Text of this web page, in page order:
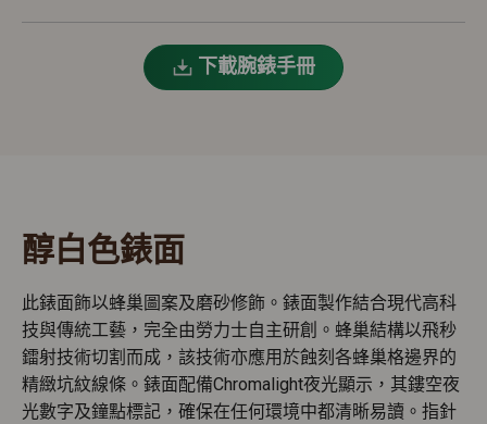
下載腕錶手冊
醇白色錶面
此錶面飾以蜂巢圖案及磨砂修飾。錶面製作結合現代高科
技與傳統工藝，完全由勞力士自主研創。蜂巢結構以飛秒
鐳射技術切割而成，該技術亦應用於蝕刻各蜂巢格邊界的
精緻坑紋線條。錶面配備Chromalight夜光顯示，其鏤空夜
光數字及鐘點標記，確保在任何環境中都清晰易讀。指針